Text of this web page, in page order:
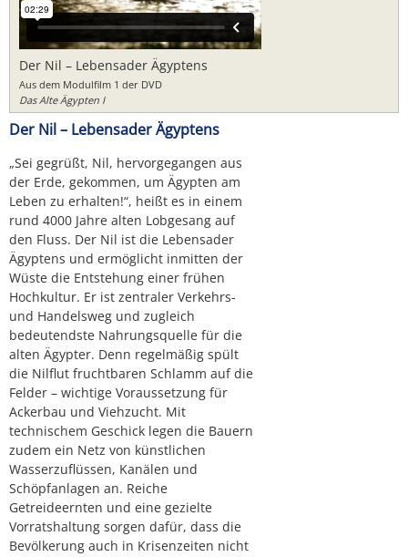
Der Nil – Lebensader Ägyptens
Aus dem Modulfilm 1 der DVD
Das Alte Ägypten I
Der Nil – Lebensader Ägyptens
„Sei gegrüßt, Nil, hervorgegangen aus
der Erde, gekommen, um Ägypten am
Leben zu erhalten!“, heißt es in einem
rund 4000 Jahre alten Lobgesang auf
den Fluss. Der Nil ist die Lebensader
Ägyptens und ermöglicht inmitten der
Wüste die Entstehung einer frühen
Hochkultur. Er ist zentraler Verkehrs-
und Handelsweg und zugleich
bedeutendste Nahrungsquelle für die
alten Ägypter. Denn regelmäßig spült
die Nilflut fruchtbaren Schlamm auf die
Felder – wichtige Voraussetzung für
Ackerbau und Viehzucht. Mit
technischem Geschick legen die Bauern
zudem ein Netz von künstlichen
Wasserzuflüssen, Kanälen und
Schöpfanlagen an. Reiche
Getreideernten und eine gezielte
Vorratshaltung sorgen dafür, dass die
Bevölkerung auch in Krisenzeiten nicht